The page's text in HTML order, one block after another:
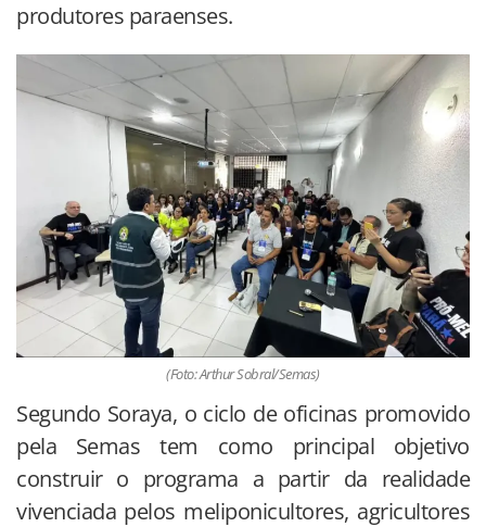
produtores paraenses.
(Foto: Arthur Sobral/Semas)
Segundo Soraya, o ciclo de oficinas promovido
pela Semas tem como principal objetivo
construir o programa a partir da realidade
vivenciada pelos meliponicultores, agricultores